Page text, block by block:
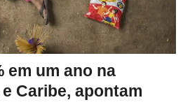
em um ano na
Caribe, apontam